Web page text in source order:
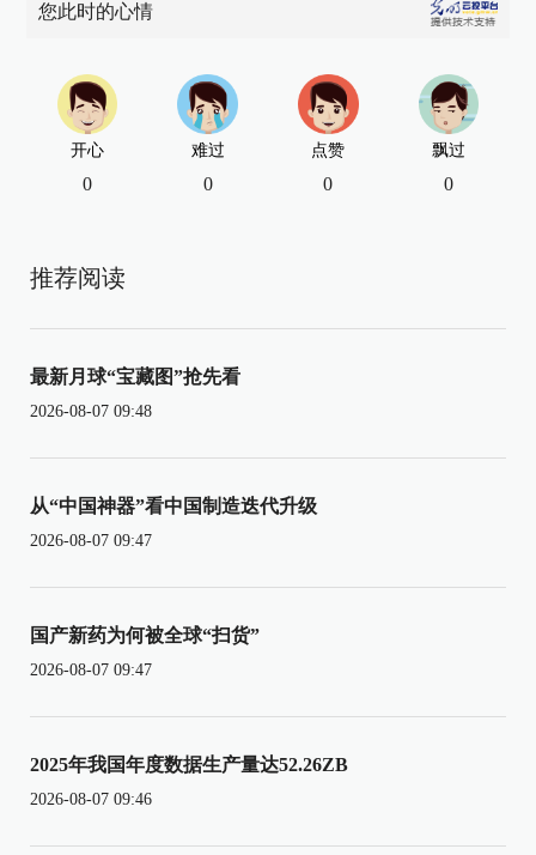
您此时的心情
开心
0
难过
0
点赞
0
飘过
0
推荐阅读
最新月球“宝藏图”抢先看
2026-08-07 09:48
从“中国神器”看中国制造迭代升级
2026-08-07 09:47
国产新药为何被全球“扫货”
2026-08-07 09:47
2025年我国年度数据生产量达52.26ZB
2026-08-07 09:46